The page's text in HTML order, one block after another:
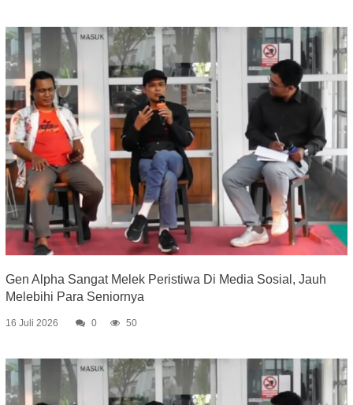
Gen Alpha Sangat Melek Peristiwa Di Media Sosial, Jauh
Melebihi Para Seniornya
16 Juli 2026 0 50